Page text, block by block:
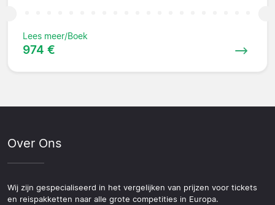
Lees meer/Boek
974 €
Over Ons
Wij zijn gespecialiseerd in het vergelijken van prijzen voor tickets
en reispakketten naar alle grote competities in Europa.